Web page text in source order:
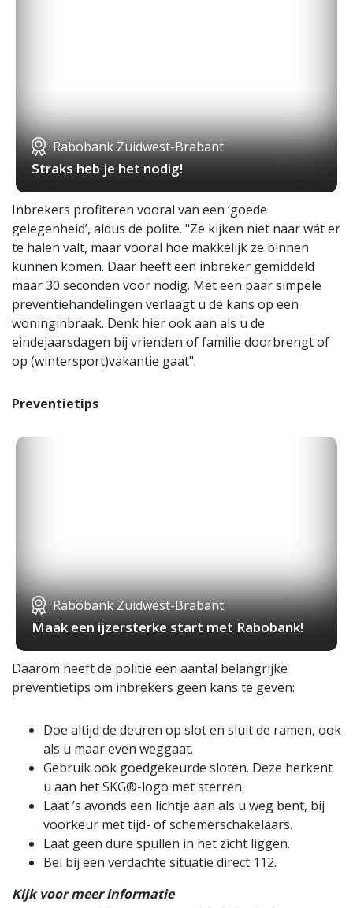
Rabobank Zuidwest-Brabant
Straks heb je het nodig!
Inbrekers profiteren vooral van een ‘goede
gelegenheid’, aldus de polite. "Ze kijken niet naar wát er
te halen valt, maar vooral hoe makkelijk ze binnen
kunnen komen. Daar heeft een inbreker gemiddeld
maar 30 seconden voor nodig. Met een paar simpele
preventiehandelingen verlaagt u de kans op een
woninginbraak. Denk hier ook aan als u de
eindejaarsdagen bij vrienden of familie doorbrengt of
op (wintersport)vakantie gaat".
Preventietips
Rabobank Zuidwest-Brabant
Maak een ijzersterke start met Rabobank!
Daarom heeft de politie een aantal belangrijke
preventietips om inbrekers geen kans te geven:
Doe altijd de deuren op slot en sluit de ramen, ook
als u maar even weggaat.
Gebruik ook goedgekeurde sloten. Deze herkent
u aan het SKG®-logo met sterren.
Laat ’s avonds een lichtje aan als u weg bent, bij
voorkeur met tijd- of schemerschakelaars.
Laat geen dure spullen in het zicht liggen.
Bel bij een verdachte situatie direct 112.
Kijk voor meer informatie